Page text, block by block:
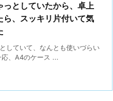
っとしていたから、卓上
ら、スッキリ片付いて気
していて、なんとも使いづらい
、A4のケース ...